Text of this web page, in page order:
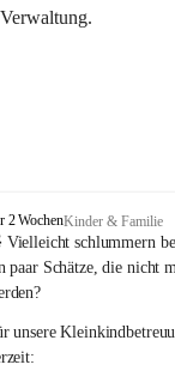
2 WochenKinder & Familie
Vielleicht schlummern
paar Schätze, die nicht
unsere